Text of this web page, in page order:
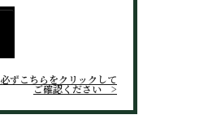
必ずこちらをクリックして
ご確認ください